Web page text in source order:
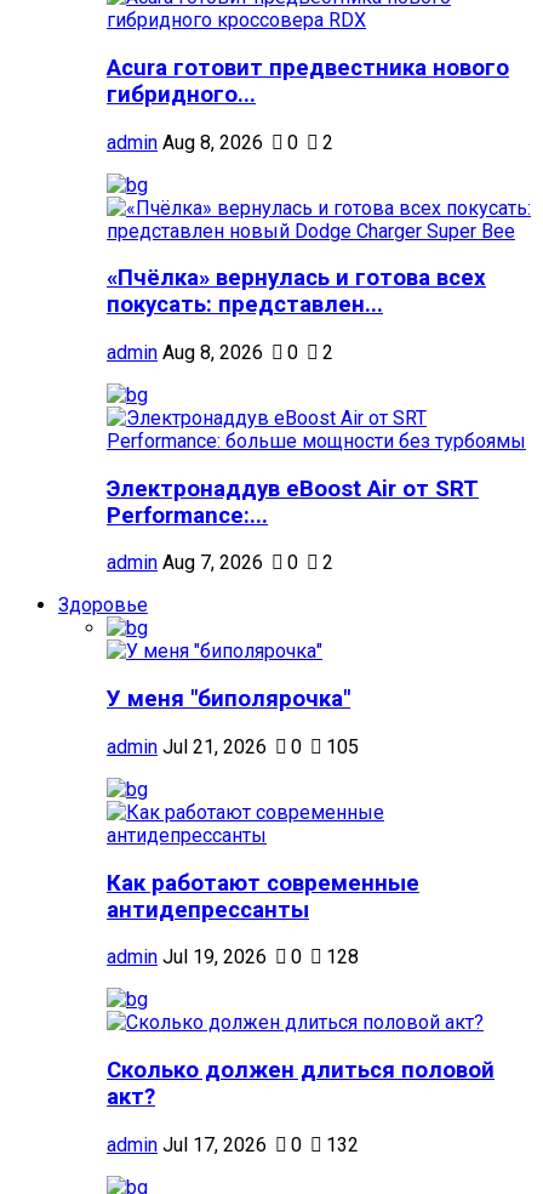
Acura готовит предвестника нового
гибридного...
admin Aug 8, 2026 0 2
«Пчёлка» вернулась и готова всех
покусать: представлен...
admin Aug 8, 2026 0 2
Электронаддув eBoost Air от SRT
Performance:...
admin Aug 7, 2026 0
2
Здоровье
У меня "биполярочка"
admin Jul 21, 2026 0 105
Как работают современные
антидепрессанты
admin Jul 19, 2026 0 128
Сколько должен длиться половой
акт?
admin Jul 17, 2026 0 132